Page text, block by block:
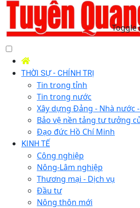
Toggle
THỜI SỰ - CHÍNH TRỊ
Tin trong tỉnh
Tin trong nước
Xây dựng Đảng - Nhà nước
Bảo vệ nền tảng tư tưởng
Đạo đức Hồ Chí Minh
KINH TẾ
Công nghiệp
Nông-Lâm nghiệp
Thương mại - Dịch vụ
Đầu tư
Nông thôn mới